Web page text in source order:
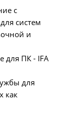
с
систем
и
для ПК - IFA
для
как